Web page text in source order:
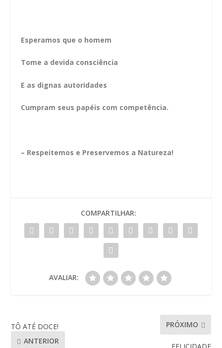
Esperamos que o homem
Tome a devida consciência
E as dignas autoridades
Cumpram seus papéis com competência.
– Respeitemos e Preservemos a Natureza!
COMPARTILHAR:
AVALIAR:
TÔ ATÉ DOCE!
ANTERIOR
PRÓXIMO